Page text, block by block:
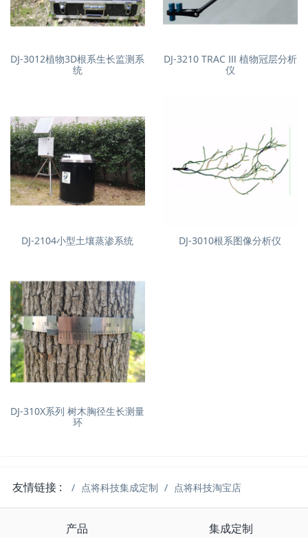
DJ-3012植物3D根系生长监测系
统
DJ-3210 TRAC Ⅲ 植物冠层分析
仪
DJ-2104小型土壤蒸渗系统 DJ-3010根系图像分析仪
DJ-310X系列 树木胸径生长测量
环
友情链接 : 点将科技集成定制 点将科技淘宝店
产品 集成定制